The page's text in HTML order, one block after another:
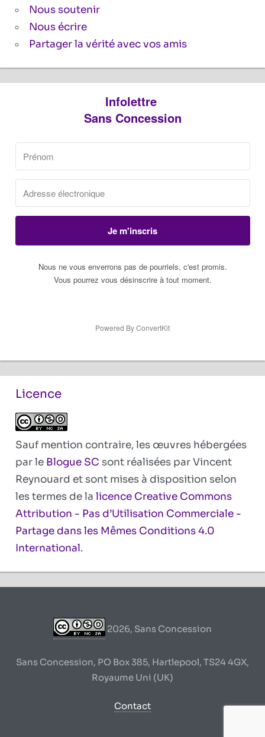
Nous soutenir
Nous écrire
Partager la vérité avec vos amis
Infolettre
Sans Concession
Je m'inscris
Nous ne vous enverrons pas de pourriels, c'est promis.
Vous pourrez vous désinscrire à tout moment.
Powered By ConvertKit
Licence
Sauf mention contraire, les œuvres hébergées
par le Blogue SC sont réalisées par Vincent
Reynouard et sont mises à disposition selon
les termes de la licence Creative Commons
Attribution - Pas d’Utilisation Commerciale -
Partage dans les Mêmes Conditions 4.0
International.
2026, Sans Concession
Sans Concession, PO Box 385, Hartlepool, TS24 4GX,
Royaume Uni (UK)
Contact